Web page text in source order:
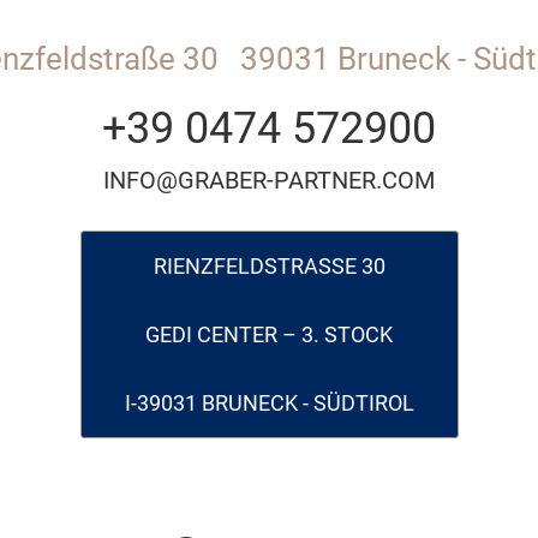
30 39031 Bruneck -
+39 0474 572900
INFO@GRABER-PARTNER.COM
RIENZFELDSTRASSE 30
GEDI CENTER – 3. STOCK
I-39031 BRUNECK - SÜDTIROL